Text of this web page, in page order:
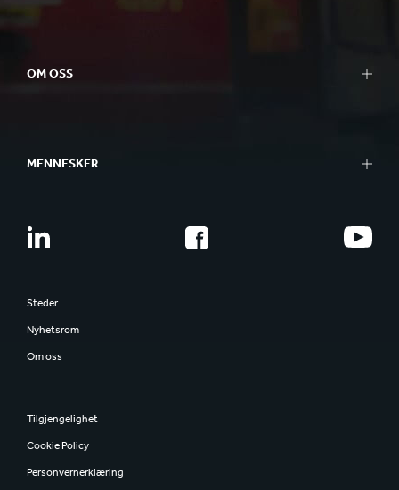
OM OSS
MENNESKER
Steder
Nyhetsrom
Om oss
Tilgjengelighet
Cookie Policy
Personvernerklæring